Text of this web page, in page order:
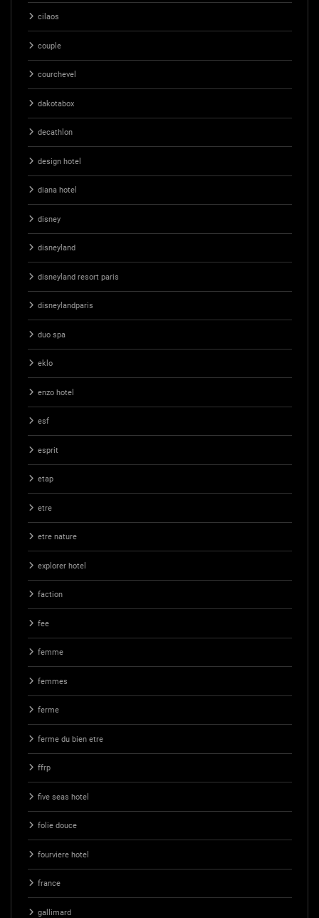
cilaos
couple
courchevel
dakotabox
decathlon
design hotel
diana hotel
disney
disneyland
disneyland resort paris
disneylandparis
duo spa
eklo
enzo hotel
esf
esprit
etap
etre
etre nature
explorer hotel
faction
fee
femme
femmes
ferme
ferme du bien etre
ffrp
five seas hotel
folie douce
fourviere hotel
france
gallimard